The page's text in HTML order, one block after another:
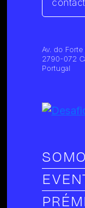
Av. do Forte
2790-072
Portugal